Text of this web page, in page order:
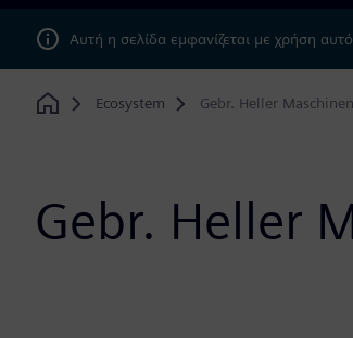
Αυτή η σελίδα εμφανίζεται με χρήση
Home
Ecosystem Gebr. Heller
Gebr. Heller